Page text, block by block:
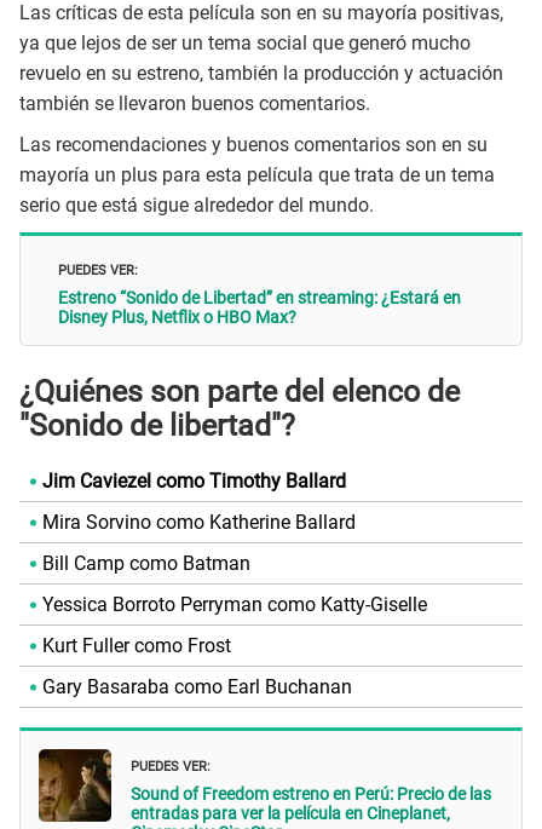
Las críticas de esta película son en su mayoría positivas,
ya que lejos de ser un tema social que generó mucho
revuelo en su estreno, también la producción y actuación
también se llevaron buenos comentarios.
Las recomendaciones y buenos comentarios son en su
mayoría un plus para esta película que trata de un tema
serio que está sigue alrededor del mundo.
PUEDES VER:
Estreno “Sonido de Libertad” en streaming: ¿Estará en
Disney Plus, Netflix o HBO Max?
¿Quiénes son parte del elenco de
"Sonido de libertad"?
Jim Caviezel como Timothy Ballard
Mira Sorvino como Katherine Ballard
Bill Camp como Batman
Yessica Borroto Perryman como Katty-Giselle
Kurt Fuller como Frost
Gary Basaraba como Earl Buchanan
PUEDES VER:
Sound of Freedom estreno en Perú: Precio de las
entradas para ver la película en Cineplanet,